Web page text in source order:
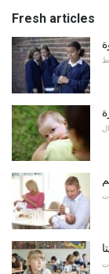
Fresh articles